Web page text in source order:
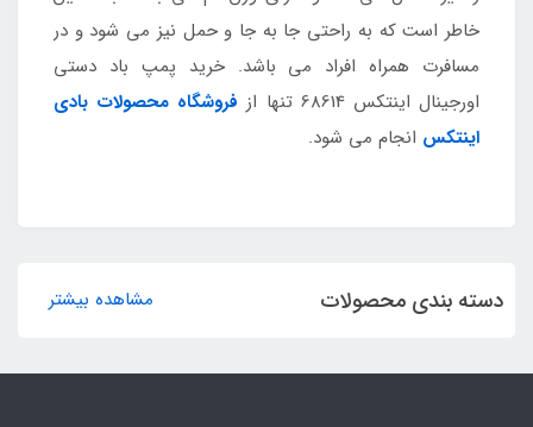
خاطر است که به راحتی جا به جا و حمل نیز می شود و در
مسافرت همراه افراد می باشد. خرید پمپ باد دستی
اورجینال اینتکس 68614 تنها از
فروشگاه محصولات بادی
اینتکس انجام می شود.
دسته بندی محصولات مشاهده بیشتر